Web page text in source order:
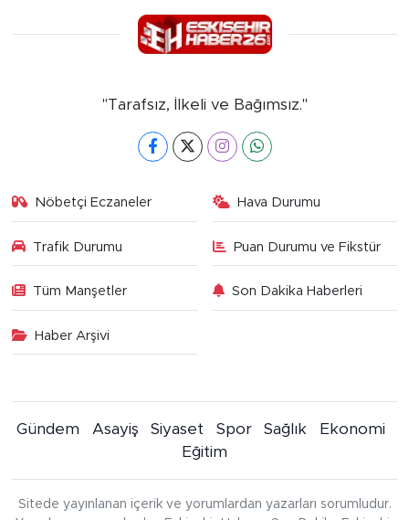
"Tarafsız, İlkeli ve Bağımsız."
Nöbetçi Eczaneler Hava Durumu
Trafik Durumu Puan Durumu ve Fikstür
Tüm Manşetler Son Dakika Haberleri
Haber Arşivi
Gündem Asayiş Siyaset Spor Sağlık
Ekonomi
Eğitim
Sitede yayınlanan içerik ve yorumlardan yazarları sorumludur.